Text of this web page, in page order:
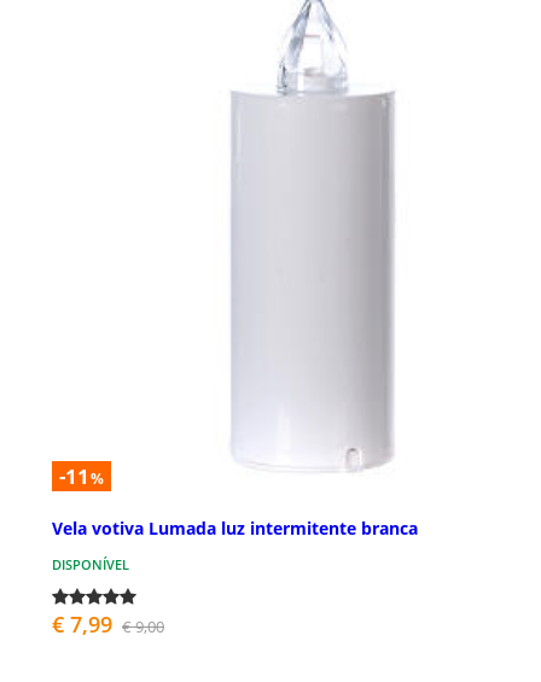
-11 %
Vela votiva Lumada luz intermitente branca
DISPONÍVEL
€ 7,99 € 9,00